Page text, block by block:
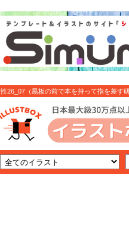
性26_07（黒板の前で本を持って指を差す